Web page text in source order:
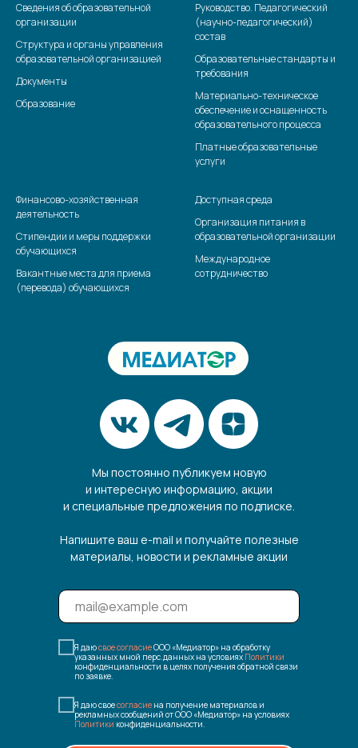
Сведения об образовательной
организации
Структура и органы управления
образовательной организацией
Документы
Образование
Руководство. Педагогический
(научно-педагогический)
состав
Образовательные стандарты и
требования
Материально-техническое
обеспечение и оснащенность
образовательного процесса
Платные образовательные
услуги
Финансово-хозяйственная
деятельность
Стипендии и меры поддержки
обучающихся
Вакантные места для приема
(перевода) обучающихся
Доступная среда
Организация питания в
образовательной организации
Международное
сотрудничество
Мы постоянно публикуем новую
и интересную информацию, акции
и специальные предложения по подписке.
Напишите ваш e-mail и получайте полезные
материалы, новости и рекламные акции
Я даюсвое согласиеООО «Медиатор» на обработку
указанных мной перс.данных на условиях Политики
конфиденциальности в целях получения обратной связи
по заявке.
Я даю своесогласие на получение материалов и
рекламных сообщений от ООО «Медиатор» на условиях
Политики конфиденциальности.